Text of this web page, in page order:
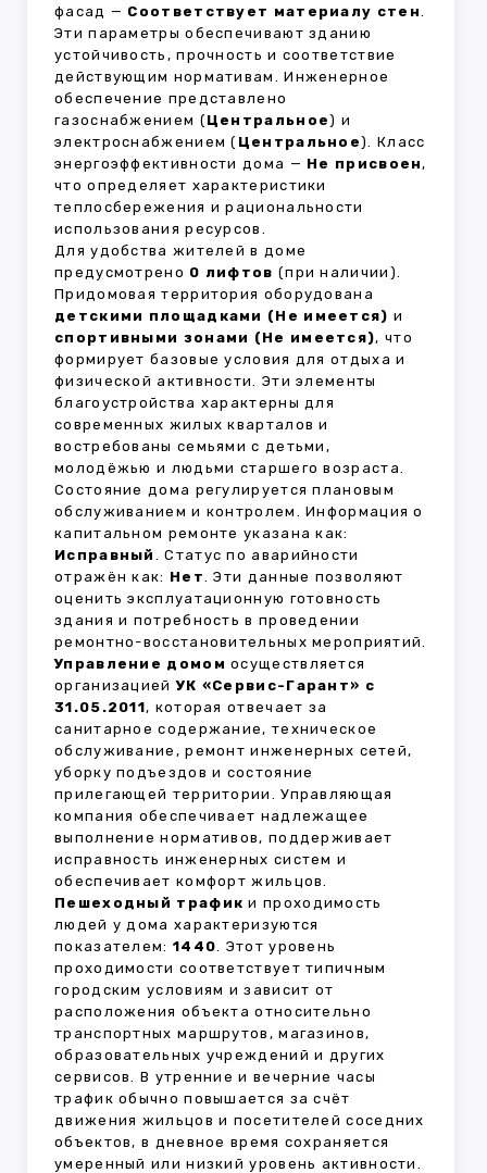
фасад — Соответствует материалу стен.
Эти параметры обеспечивают зданию
устойчивость, прочность и соответствие
действующим нормативам. Инженерное
обеспечение представлено
газоснабжением (Центральное) и
электроснабжением ( Центральное). Класс
энергоэффективности дома — Не присвоен,
что определяет характеристики
теплосбережения и рациональности
использования ресурсов.
Для удобства жителей в доме
предусмотрено 0 лифтов (при наличии).
Придомовая территория оборудована
детскими площадками (Не имеется) и
спортивными зонами (Не имеется), что
формирует базовые условия для отдыха и
физической активности. Эти элементы
благоустройства характерны для
современных жилых кварталов и
востребованы семьями с детьми,
молодёжью и людьми старшего возраста.
Состояние дома регулируется плановым
обслуживанием и контролем. Информация о
капитальном ремонте указана как:
Исправный . Статус по аварийности
отражён как: Нет. Эти данные позволяют
оценить эксплуатационную готовность
здания и потребность в проведении
ремонтно-восстановительных мероприятий.
Управление домом осуществляется
организациейУК «Сервис-Гарант» с
31.05.2011, которая отвечает за
санитарное содержание, техническое
обслуживание, ремонт инженерных сетей,
уборку подъездов и состояние
прилегающей территории. Управляющая
компания обеспечивает надлежащее
выполнение нормативов, поддерживает
исправность инженерных систем и
обеспечивает комфорт жильцов.
Пешеходный трафик и проходимость
людей у дома характеризуются
показателем: 1440. Этот уровень
проходимости соответствует типичным
городским условиям и зависит от
расположения объекта относительно
транспортных маршрутов, магазинов,
образовательных учреждений и других
сервисов. В утренние и вечерние часы
трафик обычно повышается за счёт
движения жильцов и посетителей соседних
объектов, в дневное время сохраняется
умеренный или низкий уровень активности.